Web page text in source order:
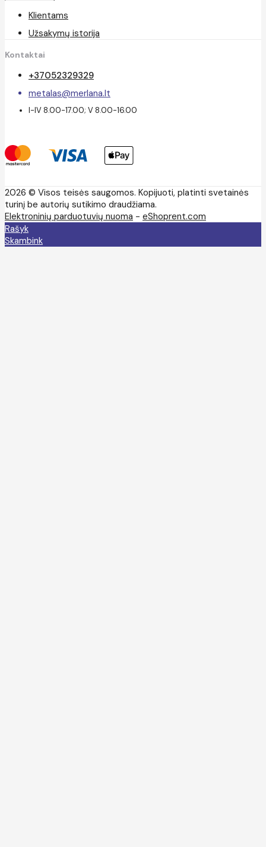
Klientams
Užsakymų istorija
Kontaktai
+37052329329
metalas@merlana.lt
I-IV 8.00-17.00; V 8.00-16.00
2026 © Visos teisės saugomos. Kopijuoti, platinti svetainės
turinį be autorių sutikimo draudžiama.
Elektroninių parduotuvių nuoma - eShoprent.com
Rašyk
Skambink